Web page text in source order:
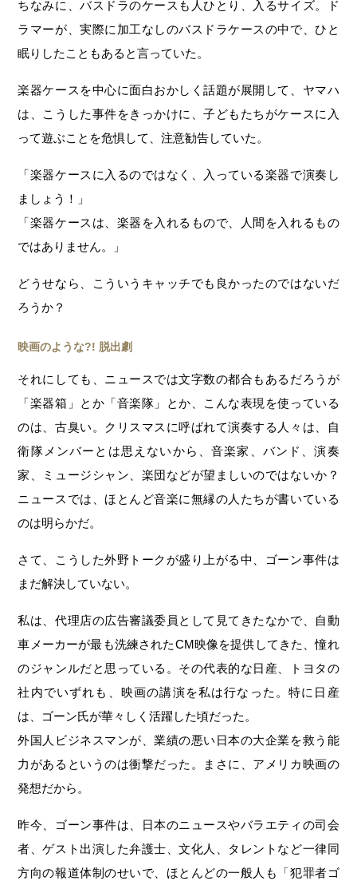
ちなみに、バスドラのケースも人ひとり、入るサイズ。ド
ラマーが、実際に加工なしのバスドラケースの中で、ひと
眠りしたこともあると言っていた。
楽器ケースを中心に面白おかしく話題が展開して、ヤマハ
は、こうした事件をきっかけに、子どもたちがケースに入
って遊ぶことを危惧して、注意勧告していた。
「楽器ケースに入るのではなく、入っている楽器で演奏し
ましょう！」
「楽器ケースは、楽器を入れるもので、人間を入れるもの
ではありません。」
どうせなら、こういうキャッチでも良かったのではないだ
ろうか？
映画のような?! 脱出劇
それにしても、ニュースでは文字数の都合もあるだろうが
「楽器箱」とか「音楽隊」とか、こんな表現を使っている
のは、古臭い。クリスマスに呼ばれて演奏する人々は、自
衛隊メンバーとは思えないから、音楽家、バンド、演奏
家、ミュージシャン、楽団などが望ましいのではないか？
ニュースでは、ほとんど音楽に無縁の人たちが書いている
のは明らかだ。
さて、こうした外野トークが盛り上がる中、ゴーン事件は
まだ解決していない。
私は、代理店の広告審議委員として見てきたなかで、自動
車メーカーが最も洗練されたCM映像を提供してきた、憧れ
のジャンルだと思っている。その代表的な日産、トヨタの
社内でいずれも、映画の講演を私は行なった。特に日産
は、ゴーン氏が華々しく活躍した頃だった。
外国人ビジネスマンが、業績の悪い日本の大企業を救う能
力があるというのは衝撃だった。まさに、アメリカ映画の
発想だから。
昨今、ゴーン事件は、日本のニュースやバラエティの司会
者、ゲスト出演した弁護士、文化人、タレントなど一律同
方向の報道体制のせいで、ほとんどの一般人も「犯罪者ゴ